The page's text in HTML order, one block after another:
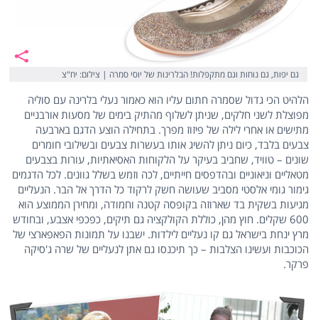
גם יפות, גם נוחות וגם מתקפלות! הבלרינות של יוסי סמרה | צילום: יח"צ
הלהיט הכי גדול שסמרה חתום עליו הוא כאמור נעלי בלרינה עם סוליה
מפוצלת לשני חלקים, שניתן לשלוף מהתיק בימים של מסעות אורבניים
מתישים או אחרי לילה של פיזוז מפרך. בתחילה הוצע הדגם בארבעה
צבעים בלבד, כיום ניתן להשיג אותו בעשרות צבעים ובשילובי חומרים
שונים – טוויד, שחביב בעיקר על הלקוחות האסיאתיות, עורות בצבעים
מטאליים וניאוניים ובהדפסים חייתיים, לכה וזמש בשלל גוונים. לכל הדגמים
גימור גומי אלסטי מסביב שעושה חשק לרקוד כל הדרך אל הבר. הנעליים
מגיעות בשקית בד שארוזה בקופסה קטנה וחמודה, ומחירן הממוצע הוא
600 שקלים. חוץ מהן, כוללת הקולקציה גם תיקים, כפכפי אצבע, ובחודש
מרץ ינחת בישראל גם קו נעליים לילדות. ישבנו על תמונות הפאפארצי של
הכוכבות ועשינו הצלבות – כך תיכנסו גם אתן לנעליים של שרה ג'סיקה
פרקר.